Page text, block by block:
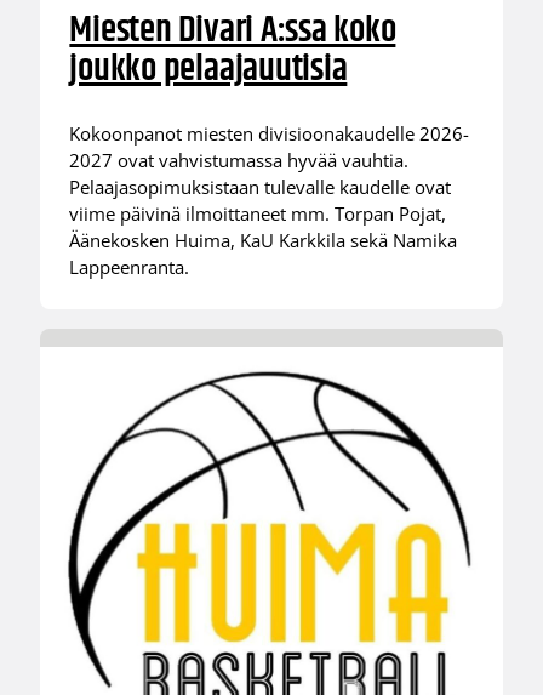
Miesten Divari A:ssa koko
joukko pelaajauutisia
Kokoonpanot miesten divisioonakaudelle 2026-
2027 ovat vahvistumassa hyvää vauhtia.
Pelaajasopimuksistaan tulevalle kaudelle ovat
viime päivinä ilmoittaneet mm. Torpan Pojat,
Äänekosken Huima, KaU Karkkila sekä Namika
Lappeenranta.